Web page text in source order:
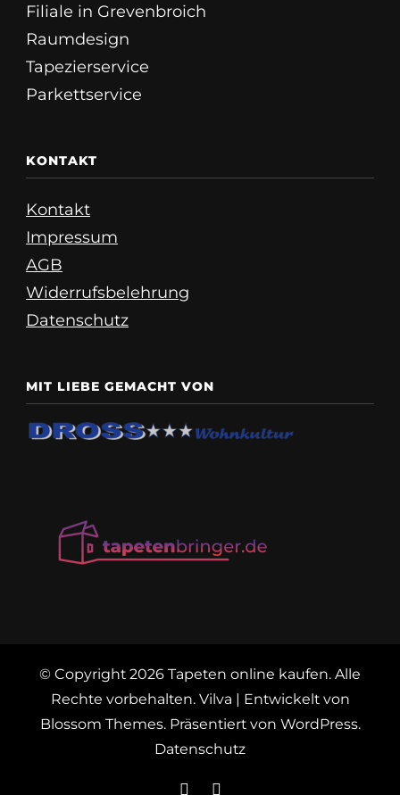
Filiale in Grevenbroich
Raumdesign
Tapezierservice
Parkettservice
KONTAKT
Kontakt
Impressum
AGB
Widerrufsbelehrung
Datenschutz
MIT LIEBE GEMACHT VON
© Copyright 2026 Tapeten online kaufen. Alle
Rechte vorbehalten.Vilva | Entwickelt von
Blossom Themes. Präsentiert von WordPress.
Datenschutz